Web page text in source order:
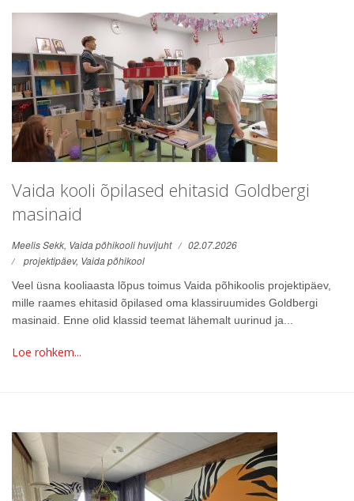
Vaida kooli õpilased ehitasid Goldbergi
masinaid
Meelis Sekk, Vaida põhikooli huvijuht
02.07.2026
projektipäev, Vaida põhikool
Veel üsna kooliaasta lõpus toimus Vaida põhikoolis projektipäev,
mille raames ehitasid õpilased oma klassiruumides Goldbergi
masinaid. Enne olid klassid teemat lähemalt uurinud ja...
Loe rohkem...